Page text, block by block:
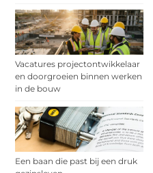
Vacatures projectontwikkelaar
en doorgroeien binnen werken
in de bouw
Een baan die past bij een druk